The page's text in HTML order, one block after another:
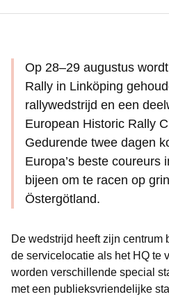
Op 28–29 augustus
Rally in Linköping
rallywedstrijd en een
European Historic Rally
Gedurende twee dagen
Europa’s beste coureurs
bijeen om te racen op
Östergötland.
De wedstrijd heeft zijn centrum
de servicelocatie als het HQ te
worden verschillende special
met een publieksvriendelijke